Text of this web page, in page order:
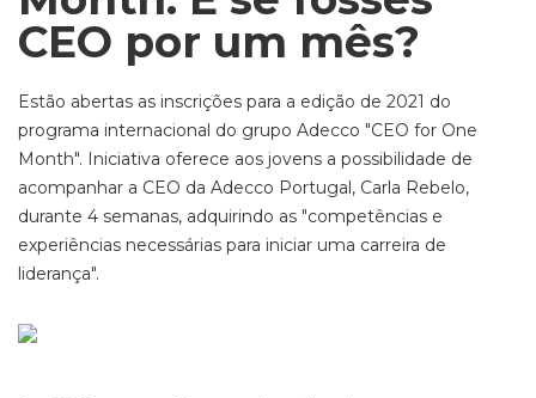
CEO por um mês?
Estão abertas as inscrições para a edição de 2021 do
programa internacional do grupo Adecco "CEO for One
Month". Iniciativa oferece aos jovens a possibilidade de
acompanhar a CEO da Adecco Portugal, Carla Rebelo,
durante 4 semanas, adquirindo as "competências e
experiências necessárias para iniciar uma carreira de
liderança".